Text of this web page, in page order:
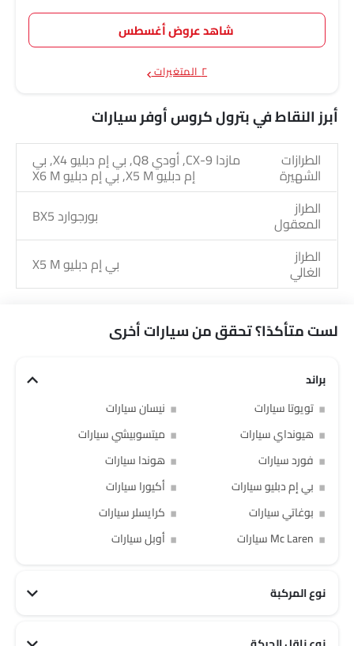
شاهد عروض أغسطس
٢ المتغيرات
أبرز النقاط في بترول كروس أوفر سيارات
الطرازات
الشهيرة
مازدا CX-9, أودي Q8, بي إم دبليو X4, بي
إم دبليو X5 M, بي إم دبليو X6 M
الطراز
المعقول
بورجوارد BX5
الطراز
الغالي بي إم دبليو X5 M
لست متأكدًا؟ تحقق من سيارات أخرى
براند
تويوتا سيارات
نيسان سيارات
هيونداي سيارات
ميتسوبيشي سيارات
فورد سيارات
هوندا سيارات
بي إم دبليو سيارات
أكيورا سيارات
بوغاتي سيارات
كرايسلر سيارات
Mc Laren سيارات
أوبل سيارات
نوع المركبة